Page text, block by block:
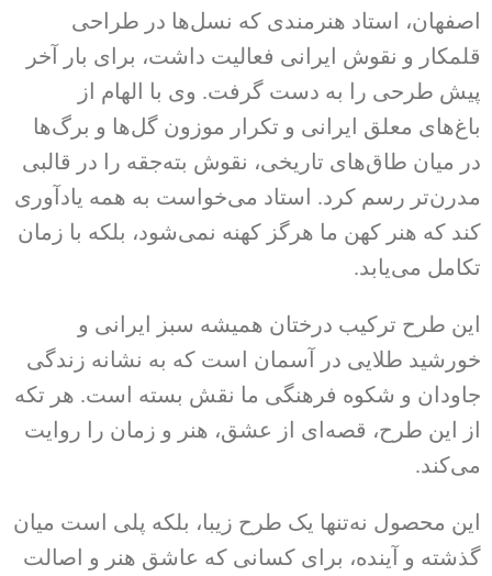
اصفهان، استاد هنرمندی که نسل‌ها در طراحی
قلمکار و نقوش ایرانی فعالیت داشت، برای بار آخر
پیش طرحی را به دست گرفت. وی با الهام از
باغ‌های معلق ایرانی و تکرار موزون گل‌ها و برگ‌ها
در میان طاق‌های تاریخی، نقوش بته‌جقه را در قالبی
مدرن‌تر رسم کرد. استاد می‌خواست به همه یادآوری
کند که هنر کهن ما هرگز کهنه نمی‌شود، بلکه با زمان
تکامل می‌یابد.
این طرح ترکیب درختان همیشه سبز ایرانی و
خورشید طلایی در آسمان است که به نشانه زندگی
جاودان و شکوه فرهنگی ما نقش بسته است. هر تکه
از این طرح، قصه‌ای از عشق، هنر و زمان را روایت
می‌کند.
این محصول نه‌تنها یک طرح زیبا، بلکه پلی است میان
گذشته و آینده، برای کسانی که عاشق هنر و اصالت